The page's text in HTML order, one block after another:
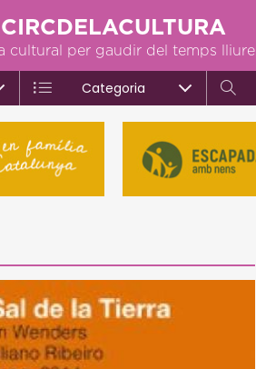
CIRCDELACULTURA
cultural per gaudir del temps lliure
Categoria